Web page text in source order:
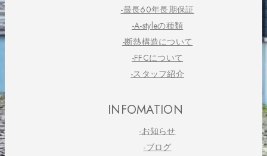
-最長60年長期保証
-A-styleの種類
-断熱構造について
-FFCについて
-スタッフ紹介
INFOMATION
-お知らせ
-ブログ